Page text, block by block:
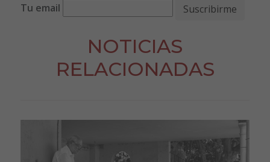
Tu email
NOTICIAS
RELACIONADAS